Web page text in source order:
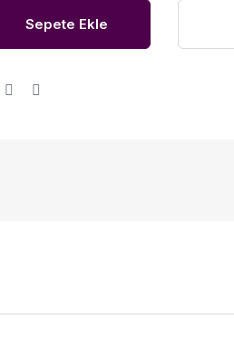
Sepete Ekle